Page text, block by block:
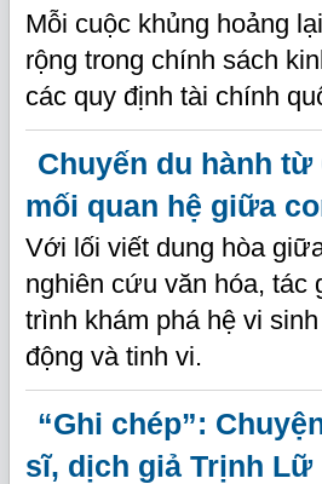
Mỗi cuộc khủng hoảng
rộng trong chính sách
các quy định tài chính
Chuyến du hành từ
mối quan hệ giữa
Với lối viết dung hòa
nghiên cứu văn hóa, tác
trình khám phá hệ vi
động và tinh vi.
“Ghi chép”:
sĩ, dịch giả Trịnh Lữ